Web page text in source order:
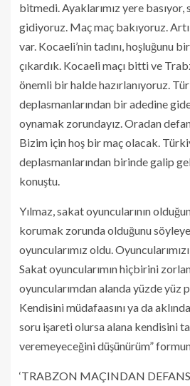
bitmedi. Ayaklarımız yere basıyor,
gidiyoruz. Maç maç bakıyoruz.
var. Kocaeli’nin tadını, hoşluğunu
çıkardık. Kocaeli maçı bitti ve
önemli bir halde hazırlanıyoruz.
deplasmanlarından bir adedine
oynamak zorundayız. Oradan
Bizim için hoş bir maç olacak.
deplasmanlarından birinde galip
konuştu.
Yılmaz, sakat oyuncularının
korumak zorunda olduğunu
oyuncularımız oldu.
Sakat oyuncularımın hiçbirini
oyuncularımdan alanda yüzde yüz
Kendisini müdafaasını ya da
soru işareti olursa alana kendisini
veremeyeceğini düşünürüm”
‘TRABZON MAÇINDAN